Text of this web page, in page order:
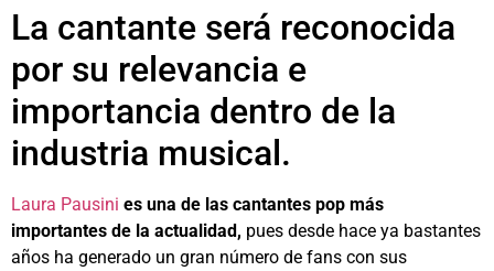
La cantante será reconocida
por su relevancia e
importancia dentro de la
industria musical.
Laura Pausini es una de las cantantes pop más
importantes de la actualidad, pues desde hace ya bastantes
años ha generado un gran número de fans con sus